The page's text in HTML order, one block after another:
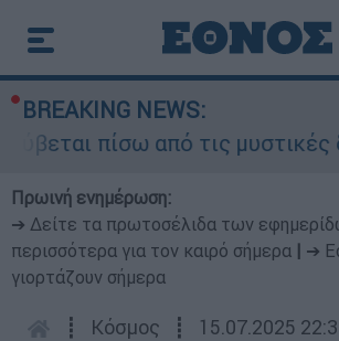
BREAKING NEWS:
πίσω από τις μυστικές
Πρωινή ενημέρωση:
➔ Δείτε τα πρωτοσέλιδα των
περισσότερα για τον καιρό σήμερα
➔
γιορτάζουν σήμερα
┋ Κόσμος ┋ 15.07.2025